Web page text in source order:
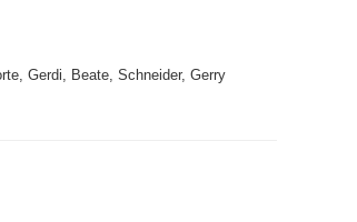
Gerdi, Beate, Schneider, Gerry